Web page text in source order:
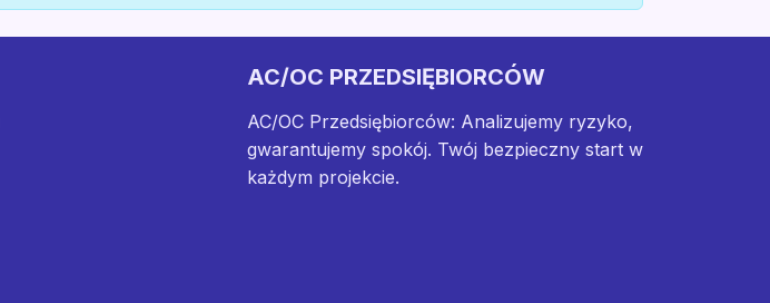
AC/OC PRZEDSIĘBIORCÓW
AC/OC Przedsiębiorców: Analizujemy ryzyko,
gwarantujemy spokój. Twój bezpieczny start w
każdym projekcie.